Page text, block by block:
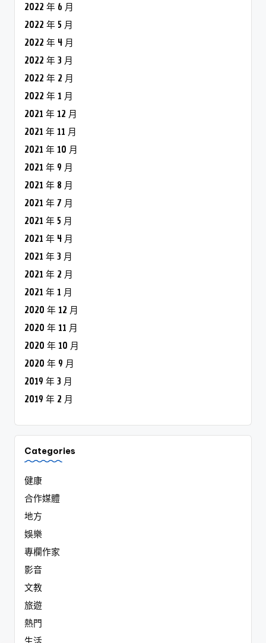
2022 年 6 月
2022 年 5 月
2022 年 4 月
2022 年 3 月
2022 年 2 月
2022 年 1 月
2021 年 12 月
2021 年 11 月
2021 年 10 月
2021 年 9 月
2021 年 8 月
2021 年 7 月
2021 年 5 月
2021 年 4 月
2021 年 3 月
2021 年 2 月
2021 年 1 月
2020 年 12 月
2020 年 11 月
2020 年 10 月
2020 年 9 月
2019 年 3 月
2019 年 2 月
Categories
健康
合作媒體
地方
娛樂
專欄作家
影音
文教
旅遊
熱門